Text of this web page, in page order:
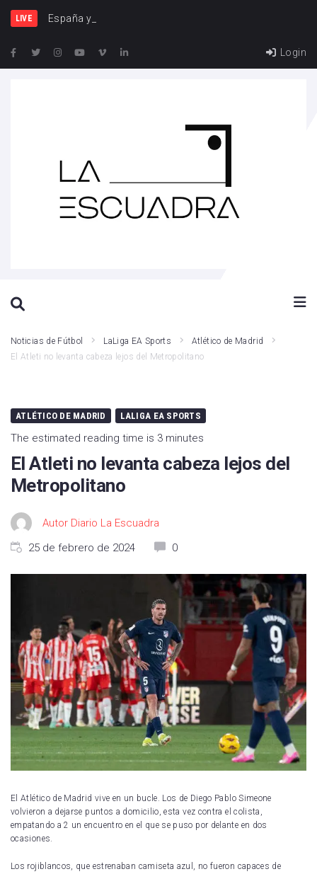
LIVE España y Francia, una riv
Login
Noticias de Fútbol LaLiga EA Sports
Atlético de Madrid
El Atleti no levanta cabeza lejos del Metropolitano
ATLÉTICO DE MADRID LALIGA EA SPORTS
The estimated reading time is 3 minutes
El Atleti no levanta cabeza lejos del
Metropolitano
Autor Diario La Escuadra
25 de febrero de 2024
0
El Atlético de Madrid vive en un bucle. Los de Diego Pablo Simeone
volvieron a dejarse puntos a domicilio, esta vez contra el colista,
empatando a 2 un encuentro en el que se puso por delante en dos
ocasiones.
Los rojiblancos, que estrenaban camiseta azul, no fueron capaces de